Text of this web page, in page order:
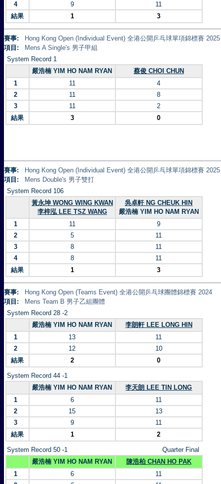
4
9
11
結果
1 3
賽事:
Hong Kong Open (Individual Event) 全港公開乒乓球單項錦標賽 2025
項目:
Mens A Single's 男子甲組
System Record 1
嚴浩楠 YIM HO NAM RYAN
蔡俊 CHOI CHUN
1
11
4
2
11
8
3
11
2
結果
3 0
賽事:
Hong Kong Open (Individual Event) 全港公開乒乓球單項錦標賽 2025
項目:
Mens Double's 男子雙打
System Record 106
黃永坤 WONG WING KWAN
李梓泓 LEE TSZ WANG
吳卓軒 NG CHEUK HIN
嚴浩楠 YIM HO NAM RYAN
1
11
9
2
5
11
3
8
11
4
8
11
結果
1 3
賽事:
Hong Kong Open (Teams Event) 全港公開乒乓球團體錦標賽 2024
項目:
Mens Team B 男子乙組團體
System Record 28 -2
嚴浩楠 YIM HO NAM RYAN
李朗軒 LEE LONG HIN
1
13
11
2
12
10
結果
2 0
System Record 44 -1
嚴浩楠 YIM HO NAM RYAN
李天朗 LEE TIN LONG
1
6
11
2
15
13
3
9
11
結果
1 2
System Record 50 -1
Quarter Final
嚴浩楠 YIM HO NAM RYAN
陳浩柏 CHAN HO PAK
1
6
11